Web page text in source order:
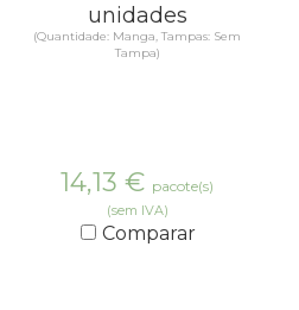
unidades
(Quantidade: Manga, Tampas: Sem
Tampa)
14,13 € pacote(s)
(sem IVA)
Comparar